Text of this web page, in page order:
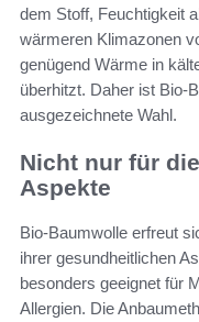
dem Stoff, Feuchtigkeit
wärmeren Klimazonen
genügend Wärme in
überhitzt. Daher ist Bio-
ausgezeichnete Wahl.
Nicht nur für
Aspekte
Bio-Baumwolle erfreut
ihrer gesundheitlichen
besonders geeignet für
Allergien. Die